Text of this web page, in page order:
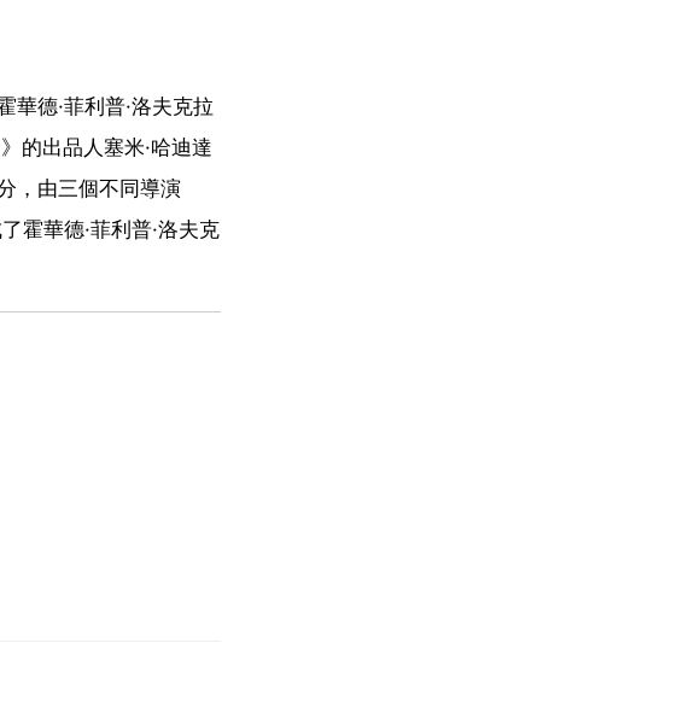
德·菲利普·洛夫克拉
的出品人塞米·哈迪達
，由三個不同導演
霍華德·菲利普·洛夫克